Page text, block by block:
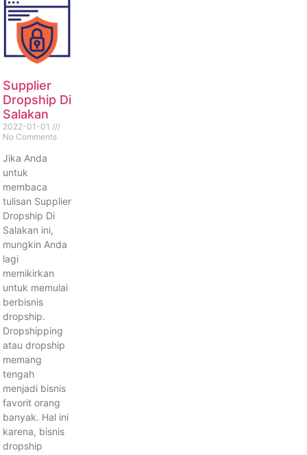
Supplier
Dropship Di
Salakan
2022-01-01
No Comments
Jika Anda
untuk
membaca
tulisan Supplier
Dropship Di
Salakan ini,
mungkin Anda
lagi
memikirkan
untuk memulai
berbisnis
dropship.
Dropshipping
atau dropship
memang
tengah
menjadi bisnis
favorit orang
banyak. Hal ini
karena, bisnis
dropship